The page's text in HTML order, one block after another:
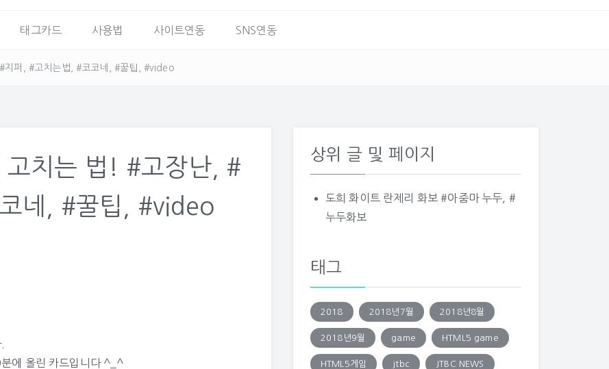
태그카드 사용법 사이트연동 SNS연동
지퍼, #고치는법, #코코네, #꿀팁, #video
고치는 법! #고장난, #
네, #꿀팁, #video
에 올린 카드입니다 ^_^
상위 글 및 페이지
도희 화이트 란제리 화보 #아줌마 누두, #
누두화보
태그
2018 2018년7월 2018년8월
2018년9월 game HTML5 game
HTML5게임 jtbc JTBC NEWS